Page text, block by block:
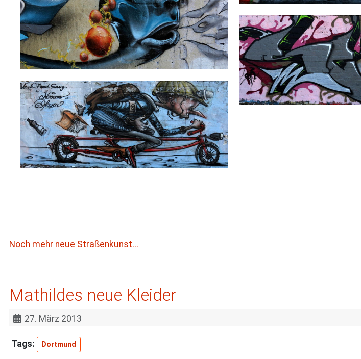
Noch mehr neue Straßenkunst...
Mathildes neue Kleider
27. März 2013
Dortmund